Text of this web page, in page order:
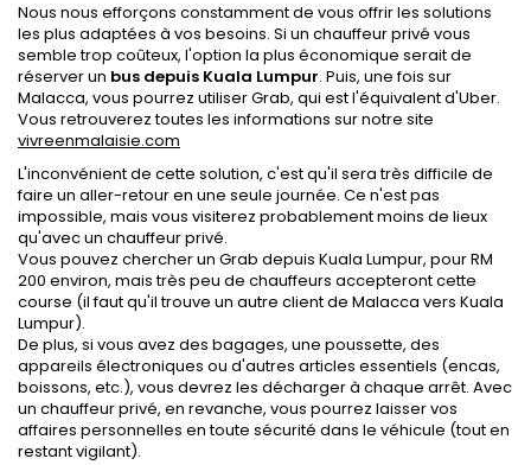
Nous nous efforçons constamment de vous offrir les solutions
les plus adaptées à vos besoins. Si un chauffeur privé vous
semble trop coûteux, l'option la plus économique serait de
réserver un bus depuis Kuala Lumpur. Puis, une fois sur
Malacca, vous pourrez utiliser Grab, qui est l'équivalent d'Uber.
Vous retrouverez toutes les informations sur notre site
vivreenmalaisie.com
L'inconvénient de cette solution, c'est qu'il sera très difficile de
faire un aller-retour en une seule journée. Ce n'est pas
impossible, mais vous visiterez probablement moins de lieux
qu'avec un chauffeur privé.
Vous pouvez chercher un Grab depuis Kuala Lumpur, pour RM
200 environ, mais très peu de chauffeurs accepteront cette
course (il faut qu'il trouve un autre client de Malacca vers Kuala
Lumpur).
De plus, si vous avez des bagages, une poussette, des
appareils électroniques ou d'autres articles essentiels (encas,
boissons, etc.), vous devrez les décharger à chaque arrêt. Avec
un chauffeur privé, en revanche, vous pourrez laisser vos
affaires personnelles en toute sécurité dans le véhicule (tout en
restant vigilant).